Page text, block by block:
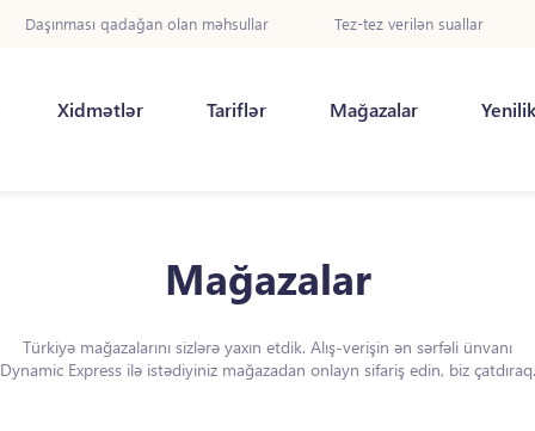
Daşınması qadağan olan məhsullar Tez-tez verilən suallar
Xidmətlər Tariflər Mağazalar
Mağazalar
Türkiyə mağazalarını sizlərə yaxın etdik. Alış-verişin ən sərfəli ünvanı
Dynamic Express ilə istədiyiniz mağazadan onlayn sifariş edin, biz çatdıraq.